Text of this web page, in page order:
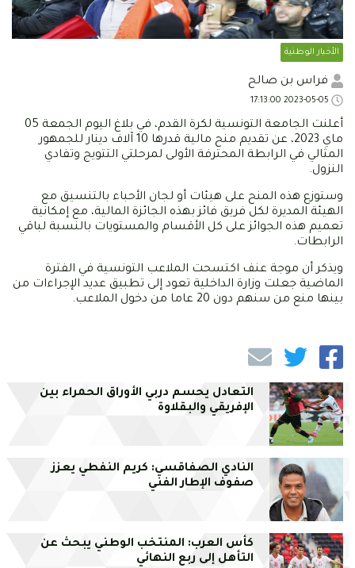
الأخبار الوطنية
فراس بن صالح
أعلنت الجامعة التونسية لكرة القدم، في بلاغ اليوم الجمعة 05
ماي 2023، عن تقديم منح مالية قدرها 10 آلاف دينار للجمهور
المثالي في الرابطة المحترفة الأولى لمرحلتي التتويج وتفادي
النزول.
وستوزع هذه المنح على هيئات أو لجان الأحباء بالتنسيق مع
الهيئة المديرة لكل فريق فائز بهذه الجائزة المالية، مع إمكانية
تعميم هذه الجوائز على كل الأقسام والمستويات بالنسبة لباقي
الرابطات.
ويذكر أن موجة عنف اكتسحت الملاعب التونسية في الفترة
الماضية جعلت وزارة الداخلية تعود إلى تطبيق عديد الإجراءات من
بينها منع من سنهم دون 20 عاما من دخول الملاعب.
التعادل يحسم دربي الأوراق الحمراء بين
الإفريقي والبقلاوة
النادي الصفاقسي: كريم النفطي يعزز
صفوف الإطار الفني
كأس العرب: المنتخب الوطني يبحث عن
التأهل إلى ربع النهائي